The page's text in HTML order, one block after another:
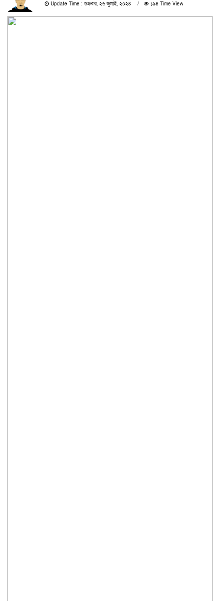
Update Time : শুক্রবার, ২৬ জুলাই, ২০২৪ ১৯৪ Time View